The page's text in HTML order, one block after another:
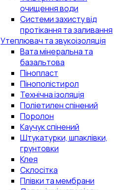
очищення води
Системи захисту від
протікання та заливання
Утеплювач та звукоізоляція
Вата мінеральна та
базальтова
Пінопласт
Пінополістирол
Технічна ізоляція
Поліетилен спінений
Поролон
Каучук спінений
Штукатурки, шпаклівки,
грунтовки
Клея
Склосітка
Плівки та мембрани